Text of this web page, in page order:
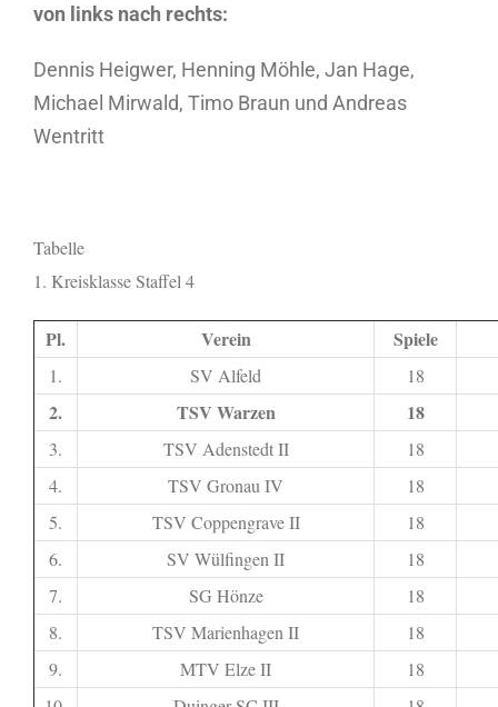
von links nach rechts:
Dennis Heigwer, Henning Möhle, Jan Hage,
Michael Mirwald, Timo Braun und Andreas
Wentritt
Tabelle
1. Kreisklasse Staffel 4
Pl. Verein Spiele
1. SV Alfeld 18
2. TSV Warzen 18
3. TSV Adenstedt II
18
4.
TSV Gronau IV
18
5.
TSV Coppengrave II 18
6.
SV Wülfingen II 18
7.
SG Hönze 18
8.
TSV Marienhagen II
18
9.
MTV Elze II
18